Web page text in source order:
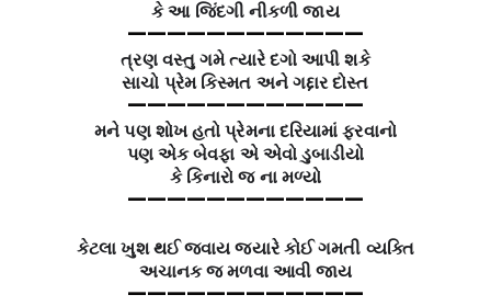
કે આ જિંદગી નીકળી જાય
————————————
ત્રણ વસ્તુ ગમે ત્યારે દગો આપી શકે
સાચો પ્રેમ કિસ્મત અને ગદ્દાર દોસ્ત
————————————
મને પણ શોખ હતો પ્રેમના દરિયામાં ફરવાનો
પણ એક બેવફા એ એવો ડુબાડીયો
કે કિનારો જ ના મળ્યો
————————————
કેટલા ખુશ થઈ જવાય જ્યારે કોઈ ગમતી વ્યક્તિ
અચાનક જ મળવા આવી જાય
————————————